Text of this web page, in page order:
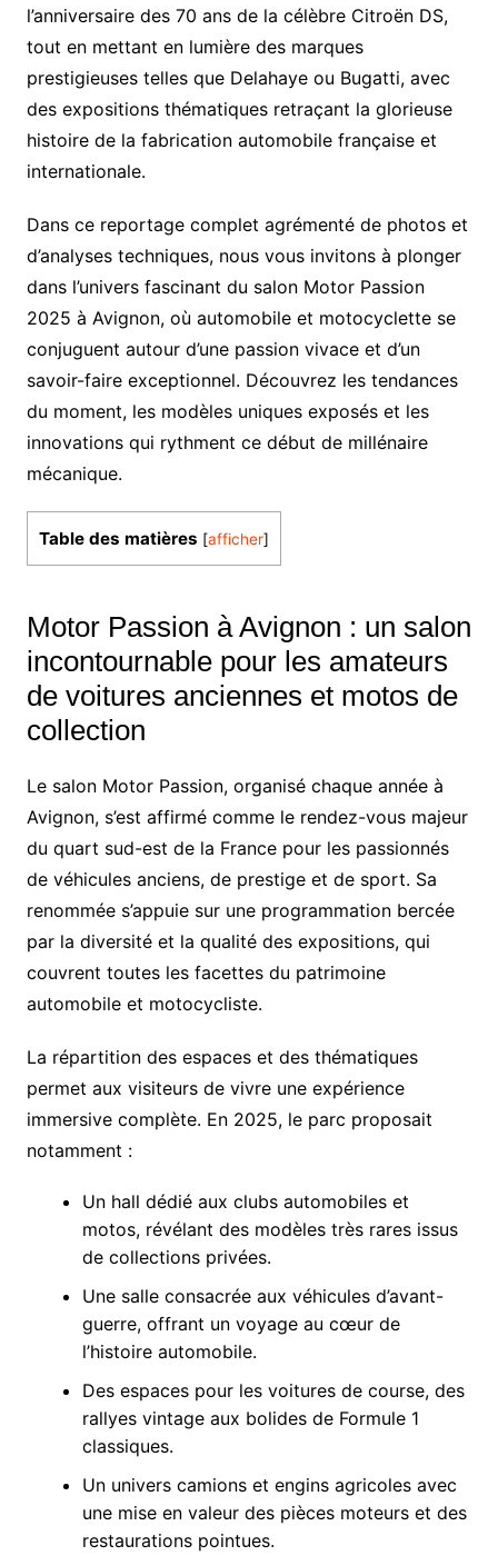
l’anniversaire des 70 ans de la célèbre Citroën DS,
tout en mettant en lumière des marques
prestigieuses telles que Delahaye ou Bugatti, avec
des expositions thématiques retraçant la glorieuse
histoire de la fabrication automobile française et
internationale.
Dans ce reportage complet agrémenté de photos et
d’analyses techniques, nous vous invitons à plonger
dans l’univers fascinant du salon Motor Passion
2025 à Avignon, où automobile et motocyclette se
conjuguent autour d’une passion vivace et d’un
savoir-faire exceptionnel. Découvrez les tendances
du moment, les modèles uniques exposés et les
innovations qui rythment ce début de millénaire
mécanique.
Table des matières [afficher]
Motor Passion à Avignon : un salon
incontournable pour les amateurs
de voitures anciennes et motos de
collection
Le salon Motor Passion, organisé chaque année à
Avignon, s’est affirmé comme le rendez-vous majeur
du quart sud-est de la France pour les passionnés
de véhicules anciens, de prestige et de sport. Sa
renommée s’appuie sur une programmation bercée
par la diversité et la qualité des expositions, qui
couvrent toutes les facettes du patrimoine
automobile et motocycliste.
La répartition des espaces et des thématiques
permet aux visiteurs de vivre une expérience
immersive complète. En 2025, le parc proposait
notamment :
Un hall dédié aux clubs automobiles et
motos, révélant des modèles très rares issus
de collections privées.
Une salle consacrée aux véhicules d’avant-
guerre, offrant un voyage au cœur de
l’histoire automobile.
Des espaces pour les voitures de course, des
rallyes vintage aux bolides de Formule 1
classiques.
Un univers camions et engins agricoles avec
une mise en valeur des pièces moteurs et des
restaurations pointues.